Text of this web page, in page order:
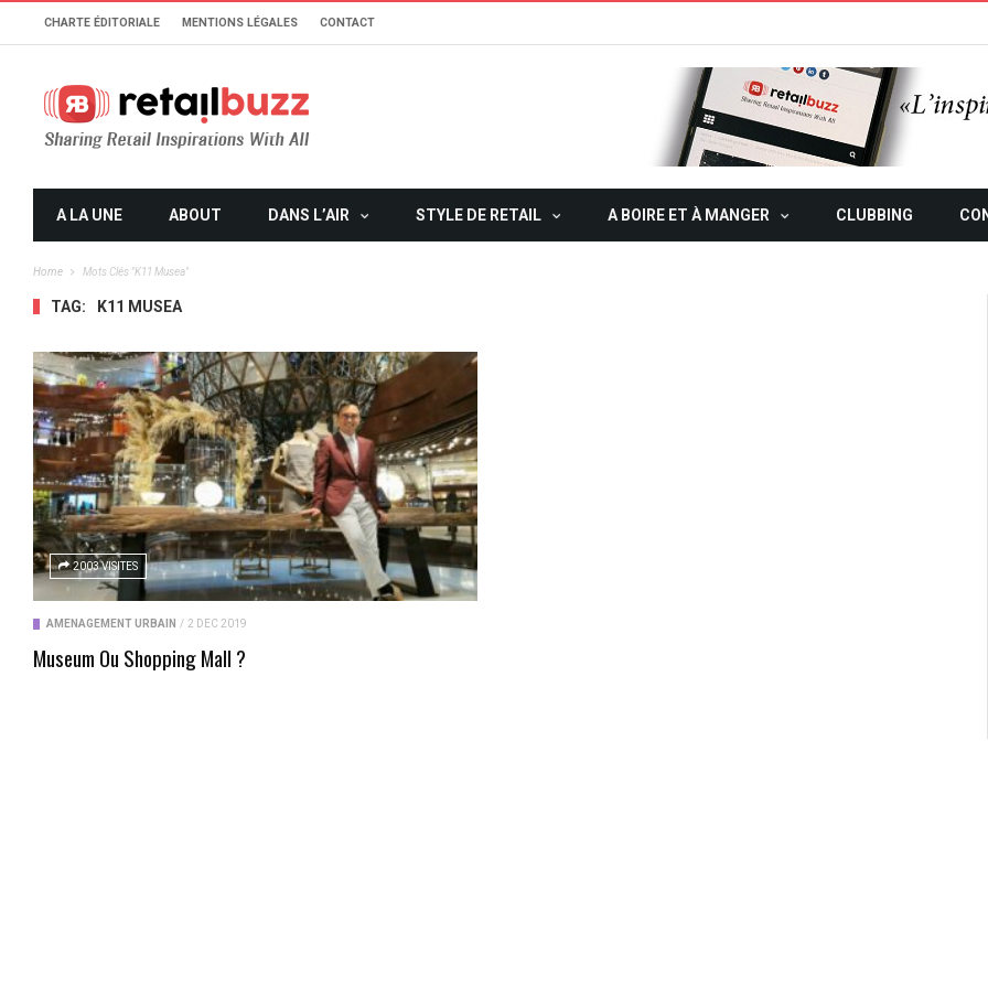
CHARTE ÉDITORIALE MENTIONS LÉGALES CONTACT
A LA UNE ABOUT DANS L’AIR STYLE DE RETAIL A BOIRE ET À MANGER CLUBBING
Home Mots Clés "k11 Musea"
TAG: K11 MUSEA
2003 VISITES
AMÉNAGEMENT URBAIN / 2 DÉC 2019
Museum Ou Shopping Mall ?